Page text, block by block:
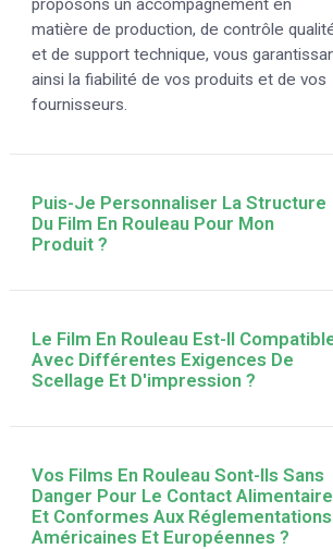
proposons un accompagnement en
matière de production, de contrôle
et de support technique, vous
ainsi la fiabilité de vos produits et de vos
fournisseurs.
Puis-Je Personnaliser La Structure
Du Film En Rouleau Pour Mon
Produit ?
Le Film En Rouleau Est-Il
Avec Différentes Exigences De
Scellage Et D'impression ?
Vos Films En Rouleau Sont-Ils Sans
Danger Pour Le Contact Alimentaire
Et Conformes Aux Réglementations
Américaines Et Européennes ?